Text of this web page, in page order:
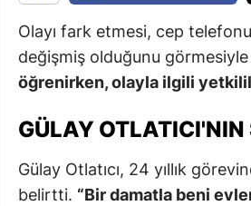
Olayı fark etmesi, cep
değişmiş olduğunu
öğrenirken, olayla ilgili
GÜLAY OTLATICI'NIN
Gülay Otlatıcı, 24 yıllık
belirtti. “Bir damatla beni